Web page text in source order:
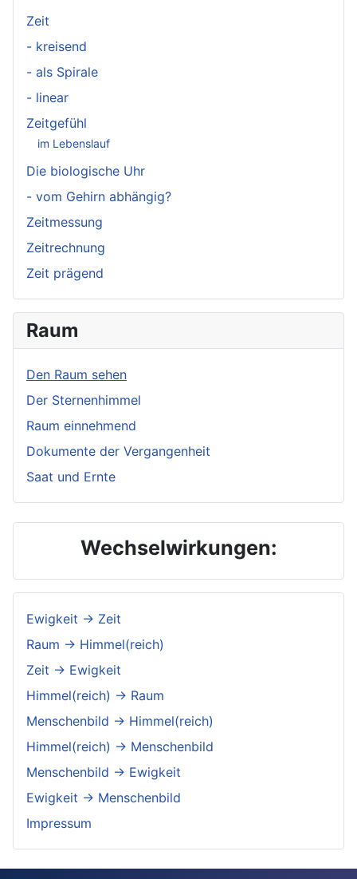
Zeit
- kreisend
- als Spirale
- linear
Zeitgefühl
im Lebenslauf
Die biologische Uhr
- vom Gehirn abhängig?
Zeitmessung
Zeitrechnung
Zeit prägend
Raum
Den Raum sehen
Der Sternenhimmel
Raum einnehmend
Dokumente der Vergangenheit
Saat und Ernte
Wechselwirkungen:
Ewigkeit → Zeit
Raum → Himmel(reich)
Zeit → Ewigkeit
Himmel(reich) → Raum
Menschenbild → Himmel(reich)
Himmel(reich) → Menschenbild
Menschenbild → Ewigkeit
Ewigkeit → Menschenbild
Impressum